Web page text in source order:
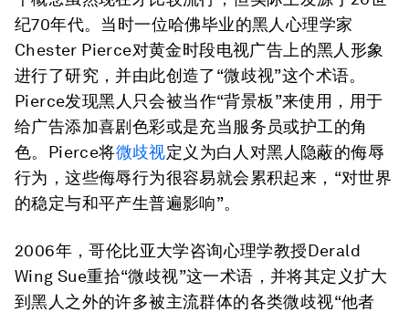
纪70年代。当时一位哈佛毕业的黑人心理学家
Chester Pierce对黄金时段电视广告上的黑人形象
进行了研究，并由此创造了“微歧视”这个术语。
Pierce发现黑人只会被当作“背景板”来使用，用于
给广告添加喜剧色彩或是充当服务员或护工的角
色。Pierce将微歧视定义为白人对黑人隐蔽的侮辱
行为，这些侮辱行为很容易就会累积起来，“对世界
的稳定与和平产生普遍影响”。
2006年，哥伦比亚大学咨询心理学教授Derald
Wing Sue重拾“微歧视”这一术语，并将其定义扩大
到黑人之外的许多被主流群体的各类微歧视“他者